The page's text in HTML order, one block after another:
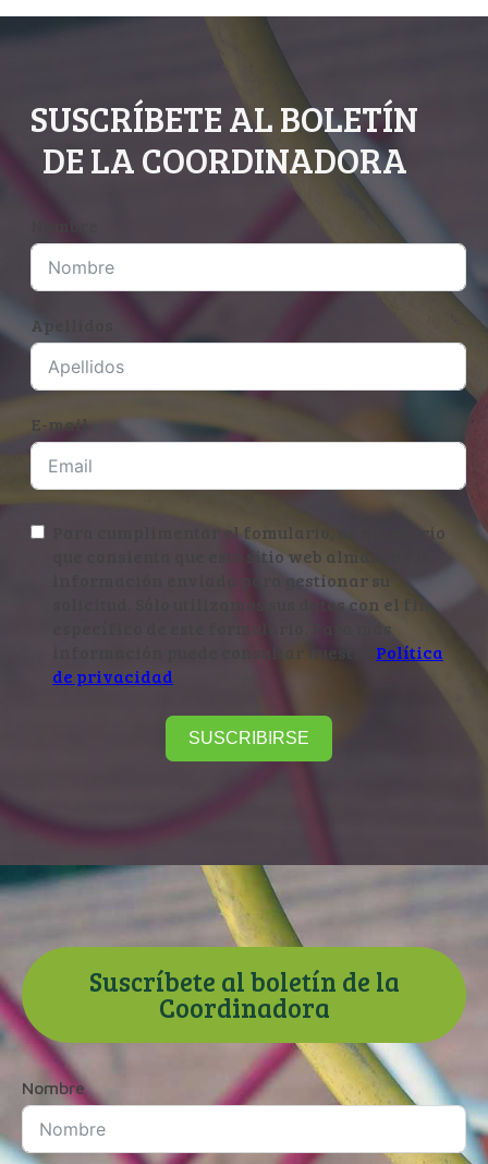
SUSCRÍBETE AL BOLETÍN
DE LA COORDINADORA
Apellidos
E-mail
Para cumplimentar el fomulario, es necesario
que consienta que este sitio web almacene la
información enviada para gestionar su
solicitud. Sólo utilizamos sus datos con el fin
específico de este formulario. Para más
información puede consultar nuestra Política
de privacidad
SUSCRIBIRSE
Suscríbete al boletín de la
Coordinadora
Nombre